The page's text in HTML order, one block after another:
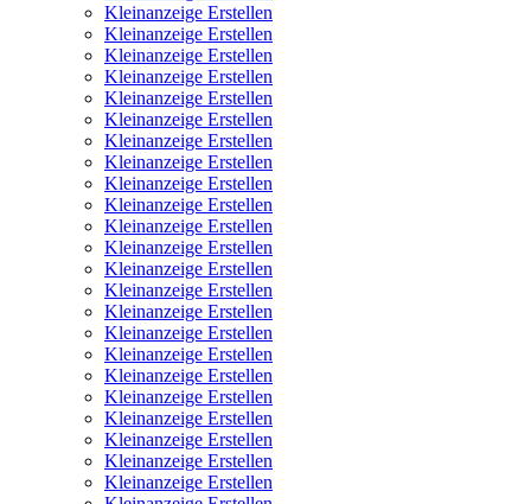
Kleinanzeige Erstellen
Kleinanzeige Erstellen
Kleinanzeige Erstellen
Kleinanzeige Erstellen
Kleinanzeige Erstellen
Kleinanzeige Erstellen
Kleinanzeige Erstellen
Kleinanzeige Erstellen
Kleinanzeige Erstellen
Kleinanzeige Erstellen
Kleinanzeige Erstellen
Kleinanzeige Erstellen
Kleinanzeige Erstellen
Kleinanzeige Erstellen
Kleinanzeige Erstellen
Kleinanzeige Erstellen
Kleinanzeige Erstellen
Kleinanzeige Erstellen
Kleinanzeige Erstellen
Kleinanzeige Erstellen
Kleinanzeige Erstellen
Kleinanzeige Erstellen
Kleinanzeige Erstellen